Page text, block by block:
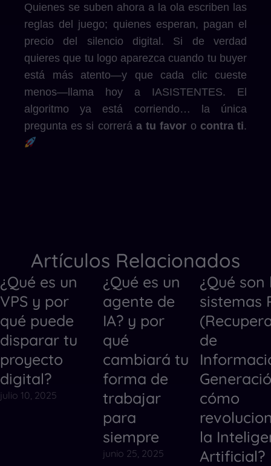
Quienes se suben ahora a la ola escriben las
reglas del juego; quienes esperan, pagan el
precio del silencio digital. Si de verdad
quieres que tu logo aparezca cuando tu buyer
está más atento—y que cada clic cueste
menos—llama hoy a IASISTENTES. El
algoritmo ya está corriendo… la única
pregunta es si correrá a tu favor o contra ti.
Artículos Relacionados
Otros
¿Qué es un
VPS y por
qué puede
disparar tu
proyecto
digital?
julio 10, 2025
Otros
¿Qué es un
agente de
IA? y por
qué
cambiará tu
forma de
trabajar
para
siempre
junio 25, 2025
Otros
¿Qué son
sistemas
de
cómo
la
Artificial?